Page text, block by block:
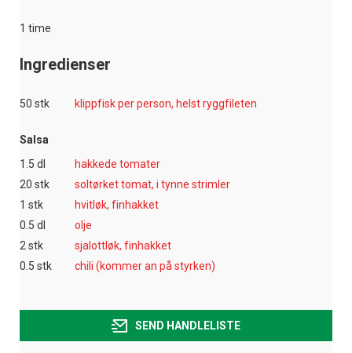
1 time
Ingredienser
50 stk klippfisk per person, helst ryggfileten
Salsa
1.5 dl
hakkede tomater
20 stk
soltørket tomat, i tynne strimler
1 stk
hvitløk, finhakket
0.5 dl
olje
2 stk
sjalottløk, finhakket
0.5 stk
chili (kommer an på styrken)
SEND HANDLELISTE